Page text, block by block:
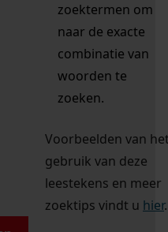
zoektermen om
naar de exacte
combinatie van
woorden te
zoeken.
Voorbeelden van
gebruik van deze
leestekens en meer
zoektips vindt u hier.